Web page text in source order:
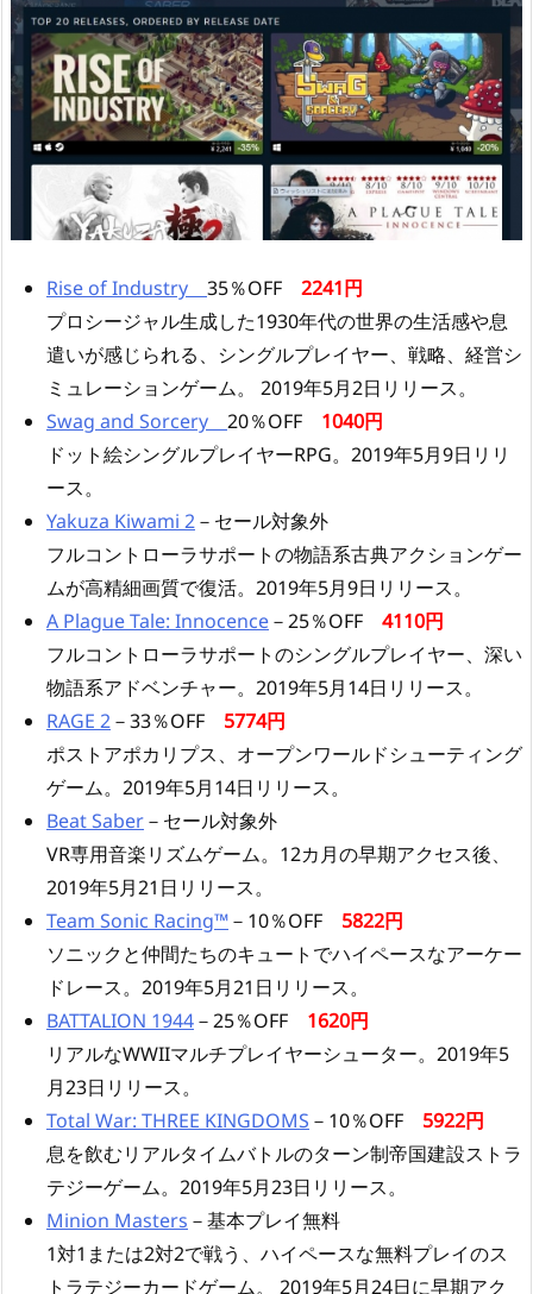
Rise of Industry 35％OFF 2241円
プロシージャル生成した1930年代の世界の生活感や息
遣いが感じられる、シングルプレイヤー、戦略、経営シ
ミュレーションゲーム。 2019年5月2日リリース。
Swag and Sorcery 20％OFF 1040円
ドット絵シングルプレイヤーRPG。2019年5月9日リリ
ース。
Yakuza Kiwami 2－セール対象外
フルコントローラサポートの物語系古典アクションゲー
ムが高精細画質で復活。2019年5月9日リリース。
A Plague Tale: Innocence－25％OFF 4110円
フルコントローラサポートのシングルプレイヤー、深い
物語系アドベンチャー。2019年5月14日リリース。
RAGE 2－33％OFF 5774円
ポストアポカリプス、オープンワールドシューティング
ゲーム。2019年5月14日リリース。
Beat Saber－セール対象外
VR専用音楽リズムゲーム。12カ月の早期アクセス後、
2019年5月21日リリース。
Team Sonic Racing™－10％OFF 5822円
ソニックと仲間たちのキュートでハイペースなアーケー
ドレース。2019年5月21日リリース。
BATTALION 1944－25％OFF 1620円
リアルなWWIIマルチプレイヤーシューター。2019年5
月23日リリース。
Total War: THREE KINGDOMS －10％OFF 5922円
息を飲むリアルタイムバトルのターン制帝国建設ストラ
テジーゲーム。2019年5月23日リリース。
Minion Masters －基本プレイ無料
1対1または2対2で戦う、ハイペースな無料プレイのス
トラテジーカードゲーム。 2019年5月24日に早期アク